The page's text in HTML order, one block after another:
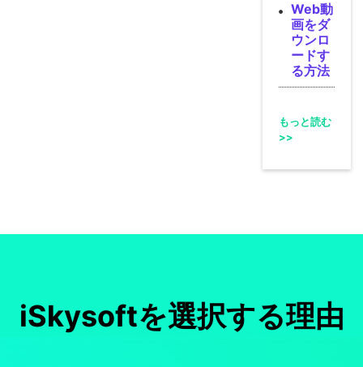
Web動
画をダ
ウンロ
ードす
る方法
もっと読む
>>
iSkysoftを選択する理由